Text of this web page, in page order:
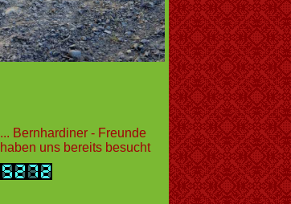
... Bernhardiner - Freunde
haben uns bereits besucht